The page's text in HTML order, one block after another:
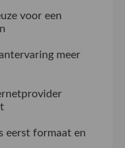
voor een
meer
eerst formaat en